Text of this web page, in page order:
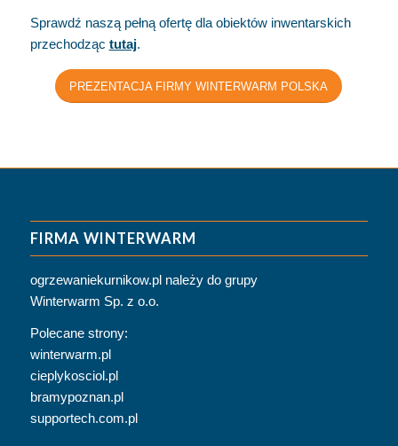
Sprawdź naszą pełną ofertę dla obiektów inwentarskich
przechodząc tutaj.
PREZENTACJA FIRMY WINTERWARM POLSKA
FIRMA WINTERWARM
ogrzewaniekurnikow.plnależy do grupy
Winterwarm Sp. z o.o.
Polecane strony:
winterwarm.pl
cieplykosciol.pl
bramypoznan.pl
supportech.com.pl